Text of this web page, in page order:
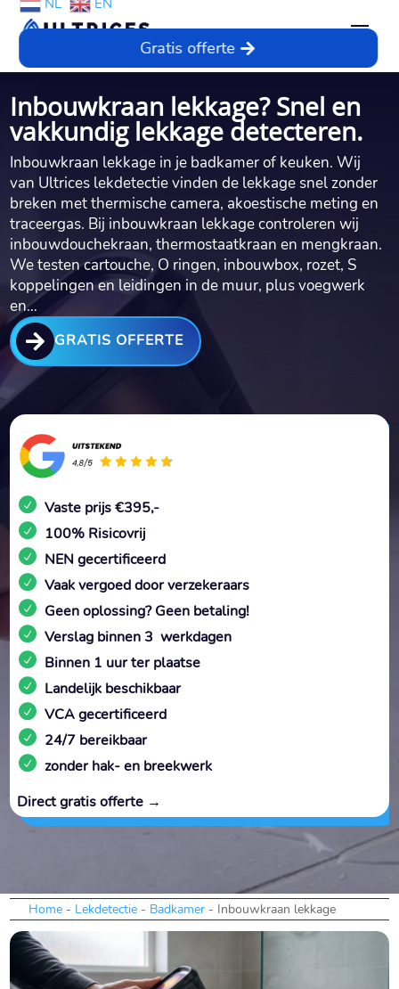
NL EN
Gratis offerte
Inbouwkraan lekkage? Snel en
vakkundig lekkage detecteren.
Inbouwkraan lekkage in je badkamer of keuken. Wij
van Ultrices lekdetectie vinden de lekkage snel zonder
breken met thermische camera, akoestische meting en
traceergas. Bij inbouwkraan lekkage controleren wij
inbouwdouchekraan, thermostaatkraan en mengkraan.
We testen cartouche, O ringen, inbouwbox, rozet, S
koppelingen en leidingen in de muur, plus voegwerk
en…
 GRATIS OFFERTE
Vaste prijs €395,-
100% Risicovrij
NEN gecertificeerd
Vaak vergoed door verzekeraars
Geen oplossing? Geen betaling!
Verslag binnen 3 werkdagen
Binnen 1 uur ter plaatse
Landelijk beschikbaar
VCA gecertificeerd
24/7 bereikbaar
zonder hak- en breekwerk
Direct gratis offerte →
Home- Lekdetectie- Badkamer- Inbouwkraan lekkage